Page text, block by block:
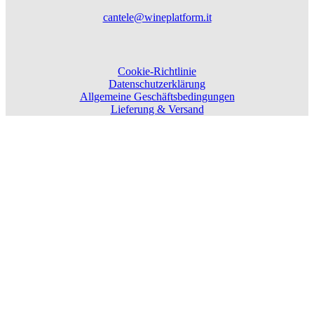
cantele@wineplatform.it
Cookie-Richtlinie
Datenschutzerklärung
Allgemeine Geschäftsbedingungen
Lieferung & Versand